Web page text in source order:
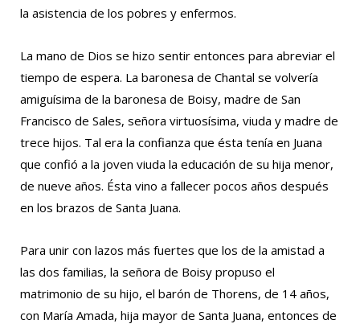
la asistencia de los pobres y enfermos.
La mano de Dios se hizo sentir entonces para abreviar el
tiempo de espera. La baronesa de Chantal se volvería
amiguísima de la baronesa de Boisy, madre de San
Francisco de Sales, señora virtuosísima, viuda y madre de
trece hijos. Tal era la confianza que ésta tenía en Juana
que confió a la joven viuda la educación de su hija menor,
de nueve años. Ésta vino a fallecer pocos años después
en los brazos de Santa Juana.
Para unir con lazos más fuertes que los de la amistad a
las dos familias, la señora de Boisy propuso el
matrimonio de su hijo, el barón de Thorens, de 14 años,
con María Amada, hija mayor de Santa Juana, entonces de